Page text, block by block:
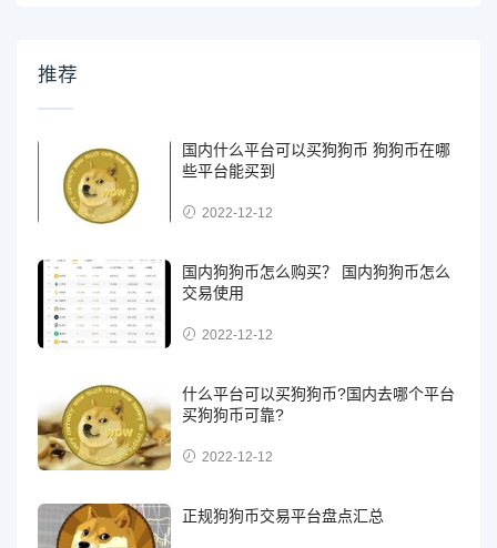
推荐
国内什么平台可以买狗狗币 狗狗币在哪
些平台能买到
2022-12-12
国内狗狗币怎么购买？ 国内狗狗币怎么
交易使用
2022-12-12
什么平台可以买狗狗币?国内去哪个平台
买狗狗币可靠?
2022-12-12
正规狗狗币交易平台盘点汇总